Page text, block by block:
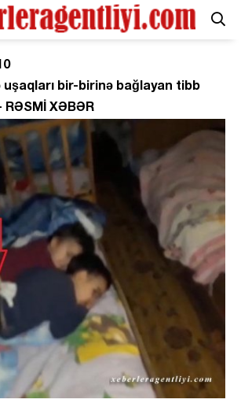
uşaqları bir-birinə bağlayan tibb
RƏSMİ XƏBƏR